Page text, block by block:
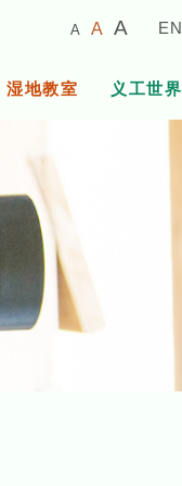
A
较
A
预
字
体
A
的
EN
湿地教室 义工世界